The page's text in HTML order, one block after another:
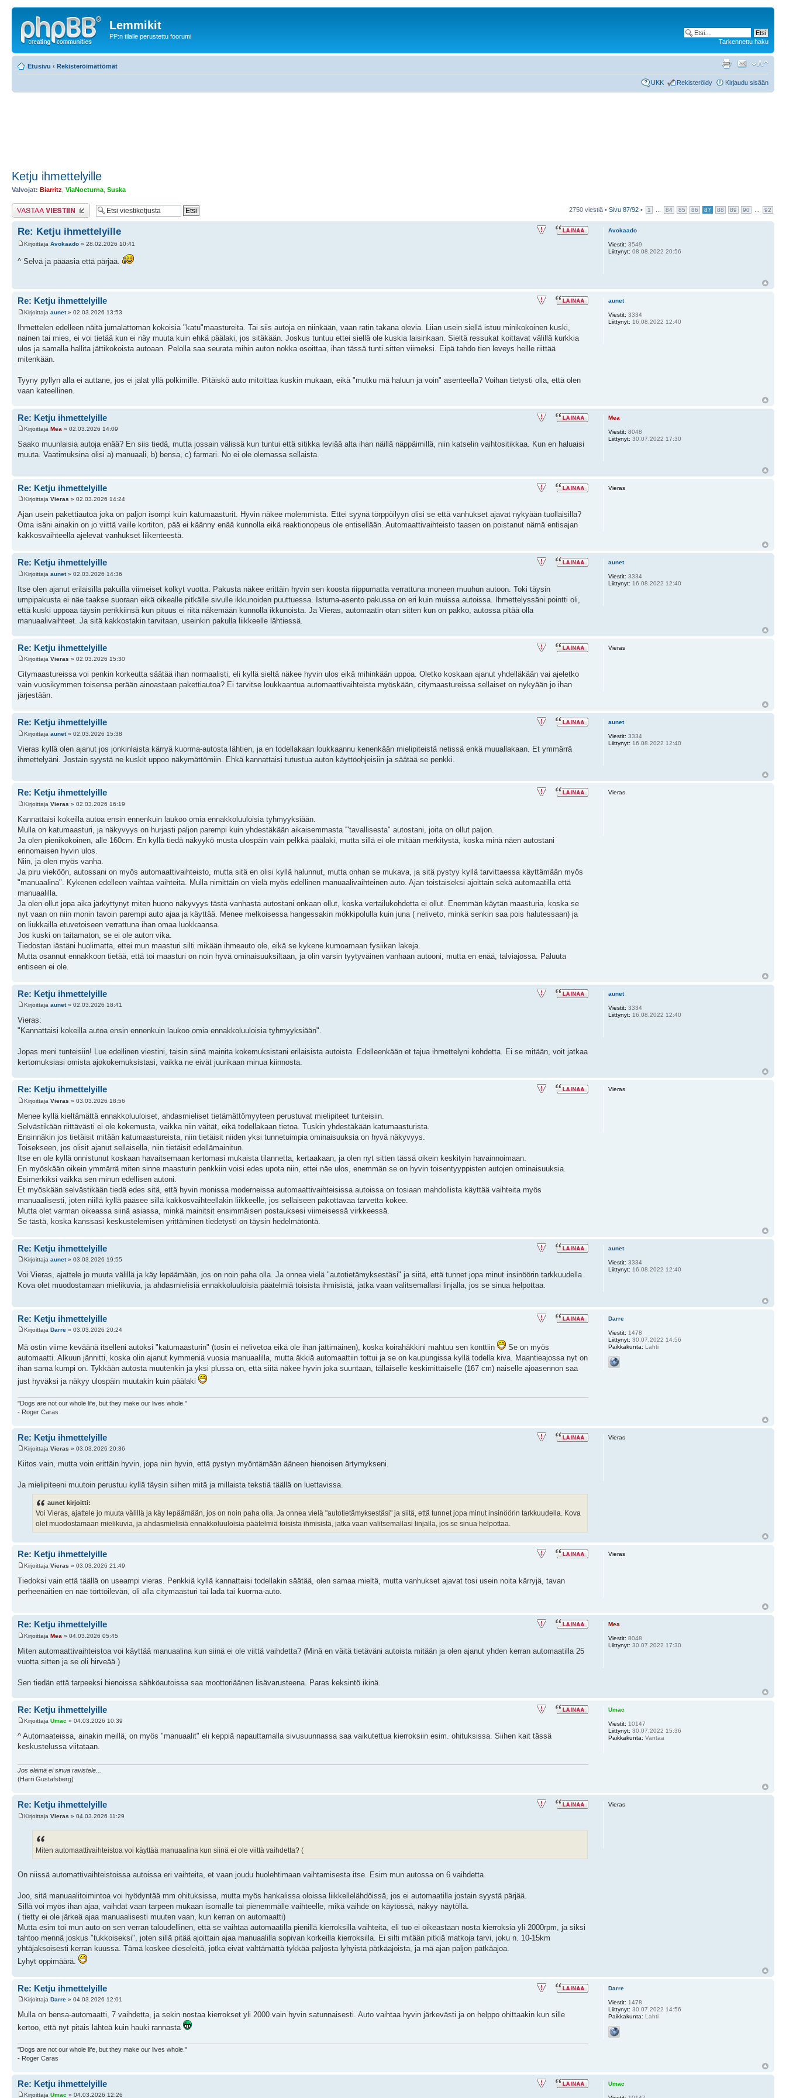
Lemmikit
PP:n tilalle perustettu foorumi
Tarkennettu haku
Etusivu ‹ Rekisteröimättömät
UKK Rekisteröidy Kirjaudu sisään
Ketju ihmettelyille
Valvojat: Biarritz ViaNocturna Suska
Lähetä vastaus 2750 viestiä • Sivu 87/92 • 1 84 85 86 87 88 89 90 92
Re: Ketju ihmettelyille
Kirjoittaja Avokaado » 28.02.2026 10:41
^ Selvä ja pääasia että pärjää.
Avokaado
Viestit: 3549
Liittynyt: 08.08.2022 20:56
Re: Ketju ihmettelyille
Kirjoittaja aunet» 02.03.2026 13:53
Ihmettelen edelleen näitä jumalattoman kokoisia "katu"maastureita. Tai siis autoja en niinkään, vaan ratin takana olevia. Liian usein siellä istuu minikokoinen kuski,
nainen tai mies, ei voi tietää kun ei näy muuta kuin ehkä päälaki, jos sitäkään. Joskus tuntuu ettei siellä ole kuskia laisinkaan. Sieltä ressukat koittavat välillä kurkkia
ulos ja samalla hallita jättikokoista autoaan. Pelolla saa seurata mihin auton nokka osoittaa, ihan tässä tunti sitten viimeksi. Eipä tahdo tien leveys heille riittää
mitenkään.
Tyyny pyllyn alla ei auttane, jos ei jalat yllä polkimille. Pitäiskö auto mitoittaa kuskin mukaan, eikä "mutku mä haluun ja voin" asenteella? Voihan tietysti olla, että olen
vaan kateellinen.
aunet
Viestit: 3334
Liittynyt: 16.08.2022 12:40
Re: Ketju ihmettelyille
Kirjoittaja Mea » 02.03.2026 14:09
Saako muunlaisia autoja enää? En siis tiedä, mutta jossain välissä kun tuntui että sitikka leviää alta ihan näillä näppäimillä, niin katselin vaihtositikkaa. Kun en haluaisi
muuta. Vaatimuksina olisi a) manuaali, b) bensa, c) farmari. No ei ole olemassa sellaista.
Mea
Viestit: 8048
Liittynyt: 30.07.2022 17:30
Re: Ketju ihmettelyille
Kirjoittaja Vieras » 02.03.2026 14:24
Ajan usein pakettiautoa joka on paljon isompi kuin katumaasturit. Hyvin näkee molemmista. Ettei syynä törppöilyyn olisi se että vanhukset ajavat nykyään tuollaisilla?
Oma isäni ainakin on jo viittä vaille kortiton, pää ei käänny enää kunnolla eikä reaktionopeus ole entisellään. Automaattivaihteisto taasen on poistanut nämä entisajan
kakkosvaihteella ajelevat vanhukset liikenteestä.
Vieras
Re: Ketju ihmettelyille
Kirjoittaja aunet» 02.03.2026 14:36
Itse olen ajanut erilaisilla pakuilla viimeiset kolkyt vuotta. Pakusta näkee erittäin hyvin sen koosta riippumatta verrattuna moneen muuhun autoon. Toki täysin
umpipakusta ei näe taakse suoraan eikä oikealle pitkälle sivulle ikkunoiden puuttuessa. Istuma-asento pakussa on eri kuin muissa autoissa. Ihmettelyssäni pointti oli,
että kuski uppoaa täysin penkkiinsä kun pituus ei riitä näkemään kunnolla ikkunoista. Ja Vieras, automaatin otan sitten kun on pakko, autossa pitää olla
manuaalivaihteet. Ja sitä kakkostakin tarvitaan, useinkin pakulla liikkeelle lähtiessä.
aunet
Viestit: 3334
Liittynyt: 16.08.2022 12:40
Re: Ketju ihmettelyille
Kirjoittaja Vieras » 02.03.2026 15:30
Citymaastureissa voi penkin korkeutta säätää ihan normaalisti, eli kyllä sieltä näkee hyvin ulos eikä mihinkään uppoa. Oletko koskaan ajanut yhdelläkään vai ajeletko
vain vuosikymmen toisensa perään ainoastaan pakettiautoa? Ei tarvitse loukkaantua automaattivaihteista myöskään, citymaastureissa sellaiset on nykyään jo ihan
järjestään.
Vieras
Re: Ketju ihmettelyille
Kirjoittaja aunet» 02.03.2026 15:38
Vieras kyllä olen ajanut jos jonkinlaista kärryä kuorma-autosta lähtien, ja en todellakaan loukkaannu kenenkään mielipiteistä netissä enkä muuallakaan. Et ymmärrä
ihmettelyäni. Jostain syystä ne kuskit uppoo näkymättömiin. Ehkä kannattaisi tutustua auton käyttöohjeisiin ja säätää se penkki.
aunet
Viestit: 3334
Liittynyt: 16.08.2022 12:40
Re: Ketju ihmettelyille
Kirjoittaja Vieras » 02.03.2026 16:19
Kannattaisi kokeilla autoa ensin ennenkuin laukoo omia ennakkoluuloisia tyhmyyksiään.
Mulla on katumaasturi, ja näkyvyys on hurjasti paljon parempi kuin yhdestäkään aikaisemmasta '"tavallisesta" autostani, joita on ollut paljon.
Ja olen pienikokoinen, alle 160cm. En kyllä tiedä näkyykö musta ulospäin vain pelkkä päälaki, mutta sillä ei ole mitään merkitystä, koska minä näen autostani
erinomaisen hyvin ulos.
Niin, ja olen myös vanha.
Ja piru vieköön, autossani on myös automaattivaihteisto, mutta sitä en olisi kyllä halunnut, mutta onhan se mukava, ja sitä pystyy kyllä tarvittaessa käyttämään myös
"manuaalina". Kykenen edelleen vaihtaa vaihteita. Mulla nimittäin on vielä myös edellinen manuaalivaihteinen auto. Ajan toistaiseksi ajoittain sekä automaatilla että
manuaalilla.
Ja olen ollut jopa aika järkyttynyt miten huono näkyvyys tästä vanhasta autostani onkaan ollut, koska vertailukohdetta ei ollut. Enemmän käytän maasturia, koska se
nyt vaan on niin monin tavoin parempi auto ajaa ja käyttää. Menee melkoisessa hangessakin mökkipolulla kuin juna ( neliveto, minkä senkin saa pois halutessaan) ja
on liukkailla etuvetoiseen verrattuna ihan omaa luokkaansa.
Jos kuski on taitamaton, se ei ole auton vika.
Tiedostan iästäni huolimatta, ettei mun maasturi silti mikään ihmeauto ole, eikä se kykene kumoamaan fysiikan lakeja.
Mutta osannut ennakkoon tietää, että toi maasturi on noin hyvä ominaisuuksiltaan, ja olin varsin tyytyväinen vanhaan autooni, mutta en enää, talviajossa. Paluuta
entiseen ei ole.
Vieras
Re: Ketju ihmettelyille
Kirjoittaja aunet» 02.03.2026 18:41
Vieras:
"Kannattaisi kokeilla autoa ensin ennenkuin laukoo omia ennakkoluuloisia tyhmyyksiään".
Jopas meni tunteisiin! Lue edellinen viestini, taisin siinä mainita kokemuksistani erilaisista autoista. Edelleenkään et tajua ihmettelyni kohdetta. Ei se mitään, voit jatkaa
kertomuksiasi omista ajokokemuksistasi, vaikka ne eivät juurikaan minua kiinnosta.
aunet
Viestit: 3334
Liittynyt: 16.08.2022 12:40
Re: Ketju ihmettelyille
Kirjoittaja Vieras » 03.03.2026 18:56
Menee kyllä kieltämättä ennakkoluuloiset, ahdasmieliset tietämättömyyteen perustuvat mielipiteet tunteisiin.
Selvästikään riittävästi ei ole kokemusta, vaikka niin väität, eikä todellakaan tietoa. Tuskin yhdestäkään katumaasturista.
Ensinnäkin jos tietäisit mitään katumaastureista, niin tietäisit niiden yksi tunnetuimpia ominaisuuksia on hyvä näkyvyys.
Toisekseen, jos olisit ajanut sellaisella, niin tietäisit edellämainitun.
Itse en ole kyllä onnistunut koskaan havaitsemaan kertomasi mukaista tilannetta, kertaakaan, ja olen nyt sitten tässä oikein keskityin havainnoimaan.
En myöskään oikein ymmärrä miten sinne maasturin penkkiin voisi edes upota niin, ettei näe ulos, enemmän se on hyvin toisentyyppisten autojen ominaisuuksia.
Esimerkiksi vaikka sen minun edellisen autoni.
Et myöskään selvästikään tiedä edes sitä, että hyvin monissa moderneissa automaattivaihteisissa autoissa on tosiaan mahdollista käyttää vaihteita myös
manuaalisesti, joten niillä kyllä pääsee sillä kakkosvaihteellakin liikkeelle, jos sellaiseen pakottavaa tarvetta kokee.
Mutta olet varman oikeassa siinä asiassa, minkä mainitsit ensimmäisen postauksesi viimeisessä virkkeessä.
Se tästä, koska kanssasi keskustelemisen yrittäminen tiedetysti on täysin hedelmätöntä.
Vieras
Re: Ketju ihmettelyille
Kirjoittaja aunet» 03.03.2026 19:55
Voi Vieras, ajattele jo muuta välillä ja käy lepäämään, jos on noin paha olla. Ja onnea vielä "autotietämyksestäsi" ja siitä, että tunnet jopa minut insinöörin tarkkuudella.
Kova olet muodostamaan mielikuvia, ja ahdasmielisiä ennakkoluuloisia päätelmiä toisista ihmisistä, jatka vaan valitsemallasi linjalla, jos se sinua helpottaa.
aunet
Viestit: 3334
Liittynyt: 16.08.2022 12:40
Re: Ketju ihmettelyille
Kirjoittaja Darre » 03.03.2026 20:24
Mä ostin viime keväänä itselleni autoksi "katumaasturin" (tosin ei nelivetoa eikä ole ihan jättimäinen), koska koirahäkkini mahtuu sen konttiin
Se on myös
automaatti. Alkuun jännitti, koska olin ajanut kymmeniä vuosia manuaalilla, mutta äkkiä automaattiin tottui ja se on kaupungissa kyllä todella kiva. Maantieajossa nyt on
ihan sama kumpi on. Tykkään autosta muutenkin ja yksi plussa on, että siitä näkee hyvin joka suuntaan, tällaiselle keskimittaiselle (167 cm) naiselle ajoasennon saa
just hyväksi ja näkyy ulospäin muutakin kuin päälaki
"Dogs are not our whole life, but they make our lives whole."
- Roger Caras
Darre
Viestit: 1478
Liittynyt: 30.07.2022 14:56
Paikkakunta: Lahti
Re: Ketju ihmettelyille
Kirjoittaja Vieras » 03.03.2026 20:36
Kiitos vain, mutta voin erittäin hyvin, jopa niin hyvin, että pystyn myöntämään ääneen hienoisen ärtymykseni.
Ja mielipiteeni muutoin perustuu kyllä täysin siihen mitä ja millaista tekstiä täällä on luettavissa.
aunet kirjoitti:
Voi Vieras, ajattele jo muuta välillä ja käy lepäämään, jos on noin paha olla. Ja onnea vielä "autotietämyksestäsi" ja siitä, että tunnet jopa minut insinöörin tarkkuudella. Kova
olet muodostamaan mielikuvia, ja ahdasmielisiä ennakkoluuloisia päätelmiä toisista ihmisistä, jatka vaan valitsemallasi linjalla, jos se sinua helpottaa.
Vieras
Re: Ketju ihmettelyille
Kirjoittaja Vieras » 03.03.2026 21:49
Tiedoksi vain että täällä on useampi vieras. Penkkiä kyllä kannattaisi todellakin säätää, olen samaa mieltä, mutta vanhukset ajavat tosi usein noita kärryjä, tavan
perheenäitien en näe törttöilevän, oli alla citymaasturi tai lada tai kuorma-auto.
Vieras
Re: Ketju ihmettelyille
Kirjoittaja Mea » 04.03.2026 05:45
Miten automaattivaihteistoa voi käyttää manuaalina kun siinä ei ole viittä vaihdetta? (Minä en väitä tietäväni autoista mitään ja olen ajanut yhden kerran automaatilla 25
vuotta sitten ja se oli hirveää.)
Sen tiedän että tarpeeksi hienoissa sähköautoissa saa moottoriäänen lisävarusteena. Paras keksintö ikinä.
Mea
Viestit: 8048
Liittynyt: 30.07.2022 17:30
Re: Ketju ihmettelyille
Kirjoittaja Umac » 04.03.2026 10:39
^ Automaateissa, ainakin meillä, on myös "manuaalit" eli keppiä napauttamalla sivusuunnassa saa vaikutettua kierroksiin esim. ohituksissa. Siihen kait tässä
keskustelussa viitataan.
Jos elämä ei sinua ravistele...
(Harri Gustafsberg)
Umac
Viestit: 10147
Liittynyt: 30.07.2022 15:36
Paikkakunta: Vantaa
Re: Ketju ihmettelyille
Kirjoittaja Vieras » 04.03.2026 11:29
Miten automaattivaihteistoa voi käyttää manuaalina kun siinä ei ole viittä vaihdetta? (
On niissä automattivaihteistoissa autoissa eri vaihteita, et vaan joudu huolehtimaan vaihtamisesta itse. Esim mun autossa on 6 vaihdetta.
Joo, sitä manuaalitoimintoa voi hyödyntää mm ohituksissa, mutta myös hankalissa oloissa liikkellelähdöissä, jos ei automaatilla jostain syystä pärjää.
Sillä voi myös ihan ajaa, vaihdat vaan tarpeen mukaan isomalle tai pienemmälle vaihteelle, mikä vaihde on käytössä, näkyy näytöllä.
( tietty ei ole järkeä ajaa manuaalisesti muuten vaan, kun kerran on automaatti)
Mutta esim toi mun auto on sen verran taloudellinen, että se vaihtaa automaatilla pienillä kierroksilla vaihteita, eli tuo ei oikeastaan nosta kierroksia yli 2000rpm, ja siksi
tahtoo mennä joskus "tukkoiseksi", joten sillä pitää ajoittain ajaa manuaalilla sopivan korkeilla kierroksilla. Ei silti mitään pitkiä matkoja tarvi, joku n. 10-15km
yhtäjaksoisesti kerran kuussa. Tämä koskee dieseleitä, jotka eivät välttämättä tykkää paljosta lyhyistä pätkäajoista, ja mä ajan paljon pätkäajoa.
Lyhyt oppimäärä.
Vieras
Re: Ketju ihmettelyille
Kirjoittaja Darre » 04.03.2026 12:01
Mulla on bensa-automaatti, 7 vaihdetta, ja sekin nostaa kierrokset yli 2000 vain hyvin satunnaisesti. Auto vaihtaa hyvin järkevästi ja on helppo ohittaakin kun sille
kertoo, että nyt pitäis lähteä kuin hauki rannasta
"Dogs are not our whole life, but they make our lives whole."
- Roger Caras
Darre
Viestit: 1478
Liittynyt: 30.07.2022 14:56
Paikkakunta: Lahti
Re: Ketju ihmettelyille
Kirjoittaja Umac » 04.03.2026 12:26
Umac